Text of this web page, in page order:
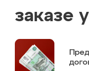
заказе